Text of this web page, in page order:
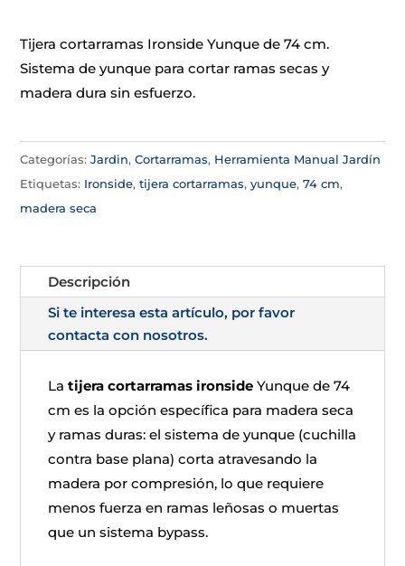
Tijera cortarramas Ironside Yunque de 74 cm.
Sistema de yunque para cortar ramas secas y
madera dura sin esfuerzo.
Categorías:Jardin,Cortarramas, Herramienta Manual Jardín
Etiquetas: Ironside,tijera cortarramas,yunque,74 cm,
madera seca
Descripción
Si te interesa esta artículo, por favor
contacta con nosotros.
Latijera cortarramas ironside Yunque de 74
cm es la opción específica para madera seca
y ramas duras: el sistema de yunque (cuchilla
contra base plana) corta atravesando la
madera por compresión, lo que requiere
menos fuerza en ramas leñosas o muertas
que un sistema bypass.